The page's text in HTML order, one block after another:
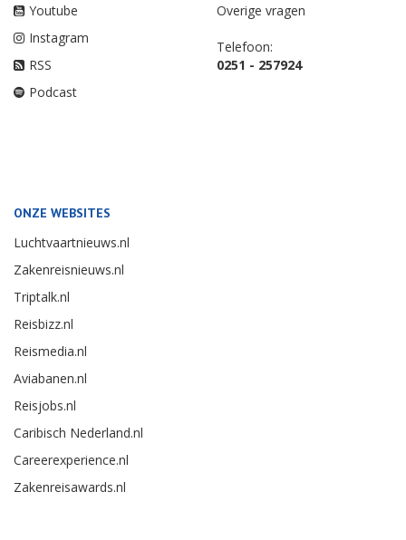
Youtube
Instagram
RSS
Podcast
Overige vragen
Telefoon:
0251 - 257924
ONZE WEBSITES
Luchtvaartnieuws.nl
Zakenreisnieuws.nl
Triptalk.nl
Reisbizz.nl
Reismedia.nl
Aviabanen.nl
Reisjobs.nl
Caribisch Nederland.nl
Careerexperience.nl
Zakenreisawards.nl